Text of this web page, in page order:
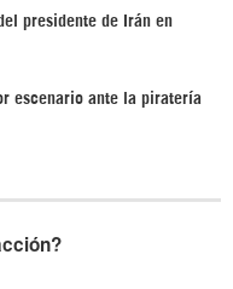
presidente de Irán en
escenario ante la piratería